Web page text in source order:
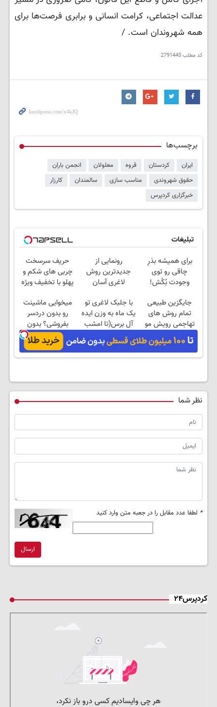
عدالت اجتماعی، کرامت انسانی و برابری فرصت‌ها برای
همه شهروندان است. /
کد مطلب2791445
برچسب‌ها
ایران کردستان قروه معلولان
انجمن باران
حقوق شهروندی
مناسب سازی سالمندان
کارزار
خبرگزاری کردپرس
تبلیغات
برای همیشه بذرِ
چاقی رو توی
وجودت بُکُش!
رونمایی از
جدیدترین روش
لاغری آسان
حریف سرسخت
چربی های شکم و
پهلو با تخفیف ویژه
جایگزین طبیعی
تمام روش های
تهاجمی رویش مو
با جلبک لاغری تو
یک ماه به وزن ایده
آل برس(تا امشب
تخفیف ویژه)
میخوایی ماشینت
رو بدون دردسر
بفروشی؟ بدون
کمیسیون
نظر شما
* لطفا عدد مقابل را در جعبه متن وارد کنید
ارسال
کردپرس۲۴